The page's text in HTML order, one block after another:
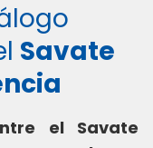
Savate
el Savate